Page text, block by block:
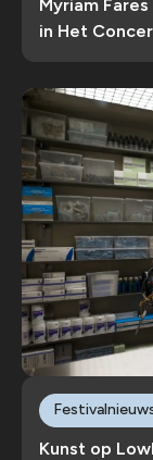
Myriam
in Het
Kunst op